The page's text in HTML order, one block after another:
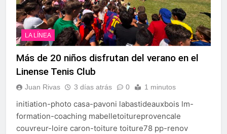
LA LÍNEA
Más de 20 niños disfrutan del verano en el
Linense Tenis Club
Juan Rivas 3 días atrás 0 1 minutos
initiation-photo casa-pavoni labastideauxbois lm-
formation-coaching mabelletoitureprovencale
couvreur-loire caron-toiture toiture78 pp-renov